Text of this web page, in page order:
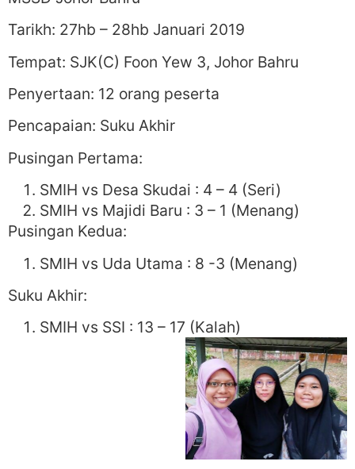
Tarikh: 27hb – 28hb Januari 2019
Tempat: SJK(C) Foon Yew 3, Johor Bahru
Penyertaan: 12 orang peserta
Pencapaian: Suku Akhir
Pusingan Pertama:
SMIH vs Desa Skudai : 4 – 4 (Seri)
SMIH vs Majidi Baru : 3 – 1 (Menang)
Pusingan Kedua:
SMIH vs Uda Utama : 8 -3 (Menang)
Suku Akhir:
SMIH vs SSI : 13 – 17 (Kalah)